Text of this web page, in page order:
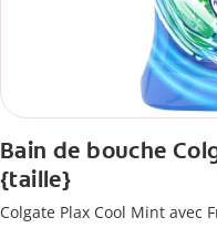
Bain de bouche
{taille}
Colgate Plax Cool Mint avec